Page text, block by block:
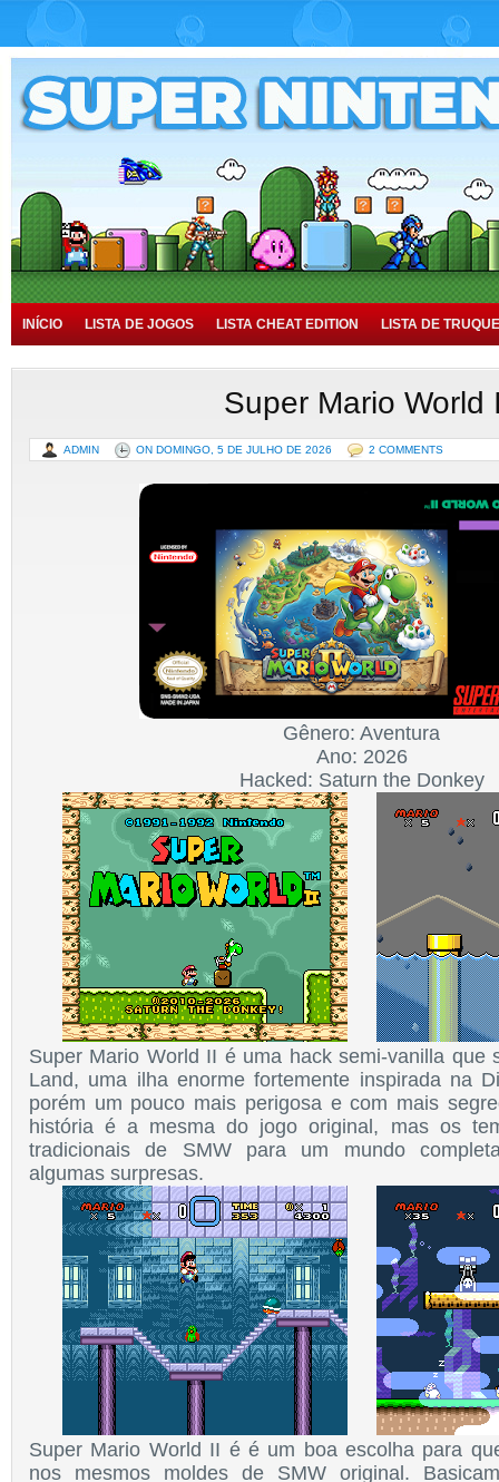
INÍCIO LISTA DE JOGOS LISTA CHEAT EDITION LISTA DE
TUTORIAIS HISTÓRIA
Super Mario World
ADMIN ON DOMINGO, 5 DE JULHO DE 2026 2 COMMENTS
Gênero: Aventura
Ano: 2026
Hacked: Saturn the Donkey
Super Mario World II é uma hack semi-vanilla que
Land, uma ilha enorme fortemente inspirada na
porém um pouco mais perigosa e com mais
história é a mesma do jogo original, mas os
tradicionais de SMW para um mundo
algumas surpresas.
Super Mario World II é é um boa escolha para
nos mesmos moldes de SMW original.